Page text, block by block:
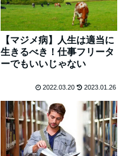
【マジメ病】人生は適当に
生きるべき！仕事フリータ
ーでもいいじゃない
2022.03.20 2023.01.26